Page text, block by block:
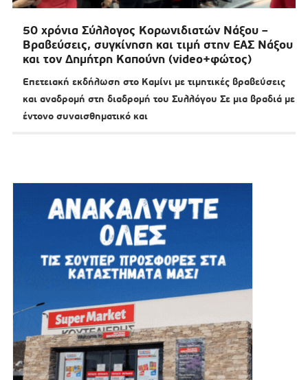
50 χρόνια Σύλλογος Κορωνιδιατών Νάξου –
Βραβεύσεις, συγκίνηση και τιμή στην ΕΑΣ Νάξου
και τον Δημήτρη Καπούνη (video+φώτος)
Επετειακή εκδήλωση στο Καμίνι με τιμητικές βραβεύσεις
και αναδρομή στη διαδρομή του Συλλόγου Σε μια βραδιά με
έντονο συναισθηματικό και